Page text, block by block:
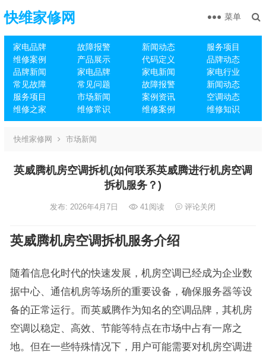
快维家修网
家电品牌 故障报警 新闻动态
服务项目
维修案例
产品展示 代码定义
品牌动态
品牌新闻
家电品牌 家电新闻
家电行业
常见故障
常见问题 故障报警
新闻动态
服务项目
市场新闻 案例资讯
空调动态
维修之家
维修常识 维修案例 维修知识
菜单
快维家修网 市场新闻
英威腾机房空调拆机(如何联系英威腾进行机房空调
拆机服务？)
发布: 2026年4月7日 41阅读 评论关闭
英威腾机房空调拆机服务介绍
随着信息化时代的快速发展，机房空调已经成为企业数
据中心、通信机房等场所的重要设备，确保服务器等设
备的正常运行。而英威腾作为知名的空调品牌，其机房
空调以稳定、高效、节能等特点在市场中占有一席之
地。但在一些特殊情况下，用户可能需要对机房空调进